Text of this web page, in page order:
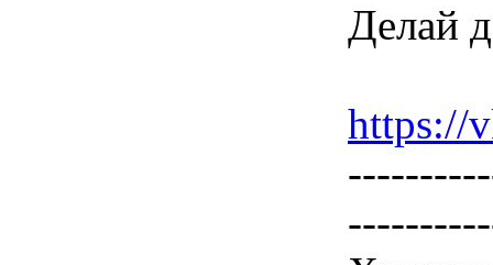
Делай
https://